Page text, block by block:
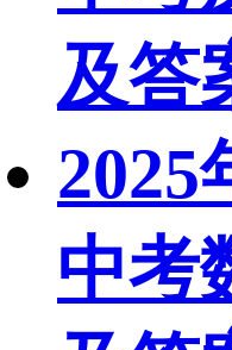
及答
2025
中考